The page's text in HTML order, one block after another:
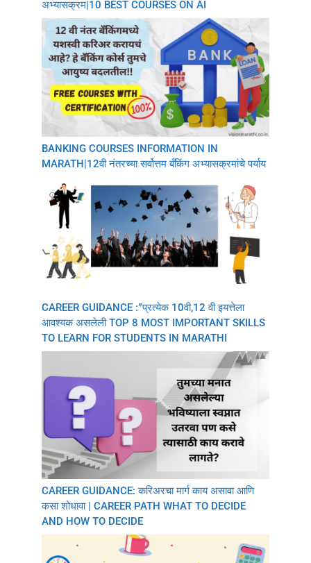
अभ्यासक्रम|10 BEST COURSES ON AI
BANKING COURSES INFORMATION IN
MARATH|12वी नंतरच्या सर्वोत्तम बँकिंग अभ्यासक्रमांचे पर्याय
CAREER GUIDANCE :”प्रत्येक 10वी,12 वी इयत्तेला
आवश्यक असलेली TOP 8 MOST IMPORTANT SKILLS
TO LEARN FOR STUDENTS IN MARATHI
CAREER GUIDANCE: करिअरचा मार्ग काय असावा आणि
कसा शोधावा | CAREER PATH WHAT TO DECIDE
AND HOW TO DECIDE